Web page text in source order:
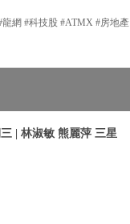
龍網 #科技股 #ATMX #房地產
| 林淑敏 熊麗萍 三星